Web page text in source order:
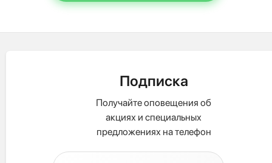
Подписка
Получайте оповещения об
акциях и специальных
предложениях на телефон